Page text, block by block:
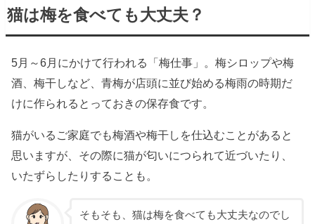
猫は梅を食べても大丈夫？
5月～6月にかけて行われる「梅仕事」。梅シロップや梅
酒、梅干しなど、青梅が店頭に並び始める梅雨の時期だ
けに作られるとっておきの保存食です。
猫がいるご家庭でも梅酒や梅干しを仕込むことがあると
思いますが、その際に猫が匂いにつられて近づいたり、
いたずらしたりすることも。
そもそも、猫は梅を食べても大丈夫なのでし